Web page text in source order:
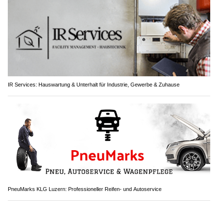
IR Services: Hauswartung & Unterhalt für Industrie, Gewerbe & Zuhause
PneuMarks KLG Luzern: Professioneller Reifen- und Autoservice